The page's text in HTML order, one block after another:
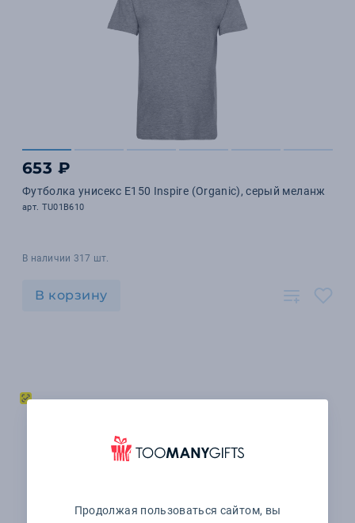
653 ₽
Футболка унисекс E150 Inspire (Organic), серый меланж
арт. TU01B610
В наличии 317 шт.
В корзину
Продолжая пользоваться сайтом, вы